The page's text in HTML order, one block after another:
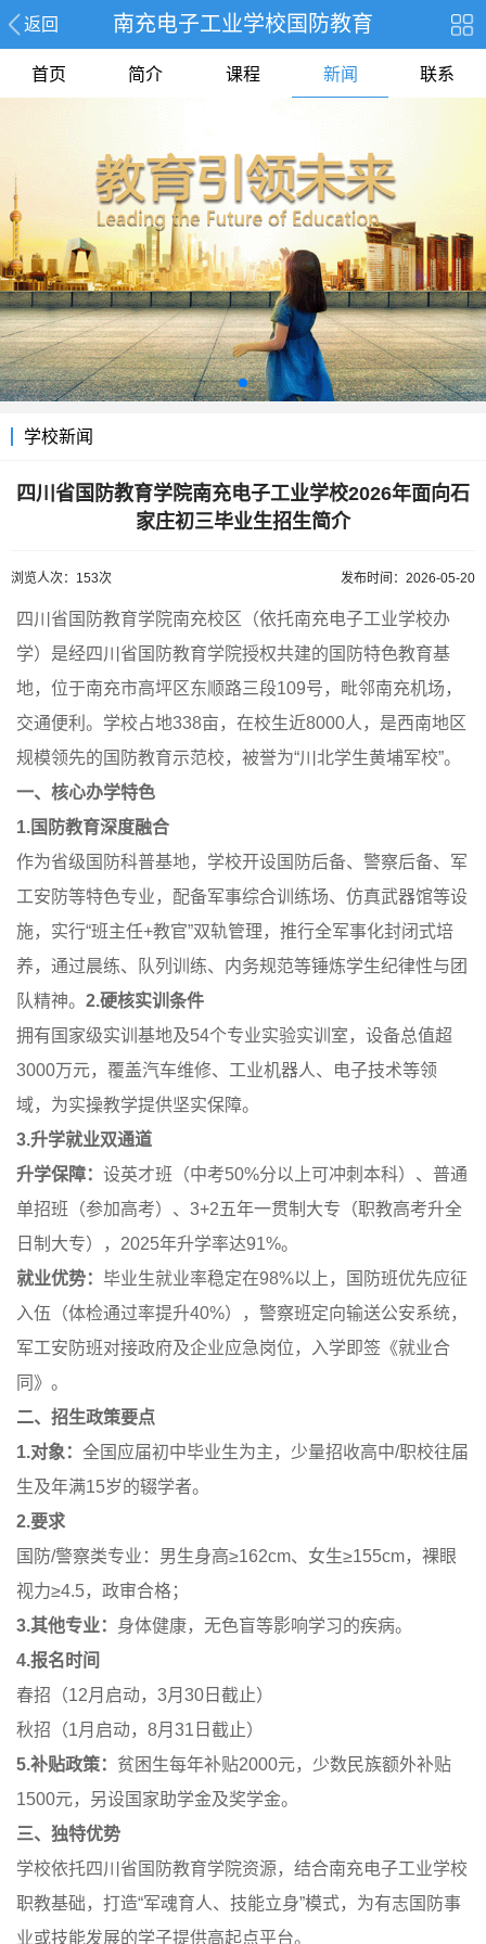
返回 南充电子工业学校国防教育
首页 简介 课程 新闻 联系
学校新闻
四川省国防教育学院南充电子工业学校2026年面向石
家庄初三毕业生招生简介
浏览人次：153次 发布时间：2026-05-20
四川省国防教育学院南充校区（依托南充电子工业学校办
学）是经四川省国防教育学院授权共建的国防特色教育基
地，位于南充市高坪区东顺路三段109号，毗邻南充机场，
交通便利。学校占地338亩，在校生近8000人，是西南地区
规模领先的国防教育示范校，被誉为“川北学生黄埔军校”。
一、核心办学特色
1.国防教育深度融合
作为省级国防科普基地，学校开设国防后备、警察后备、军
工安防等特色专业，配备军事综合训练场、仿真武器馆等设
施，实行“班主任+教官”双轨管理，推行全军事化封闭式培
养，通过晨练、队列训练、内务规范等锤炼学生纪律性与团
队精神。 2.硬核实训条件
拥有国家级实训基地及54个专业实验实训室，设备总值超
3000万元，覆盖汽车维修、工业机器人、电子技术等领
域，为实操教学提供坚实保障。
3.升学就业双通道
升学保障： 设英才班 （中考50%分以上可冲刺本科）、普通
单招班（参加高考）、3+2五年一贯制大专（职教高考升全
日制大专），2025年升学率达91%。
就业优势： 毕业生就业率稳定在98%以上，国防班优先应征
入伍（体检通过率提升40%），警察班定向输送公安系统，
军工安防班对接政府及企业应急岗位，入学即签《就业合
同》。
二、招生政策要点
1.对象： 全国应届初中毕业生为主，少量招收高中/职校往届
生及年满15岁的辍学者。
2.要求
国防/警察类专业：男生身高≥162cm、女生≥155cm，裸眼
视力≥4.5，政审合格；
3.其他专业： 身体健康，无色盲等影响学习的疾病。
4.报名时间
春招（12月启动，3月30日截止）
秋招（1月启动，8月31日截止）
5.补贴政策： 贫困生每年补贴2000元，少数民族额外补贴
1500元，另设国家助学金及奖学金。
三、独特优势
学校依托四川省国防教育学院资源，结合南充电子工业学校
职教基础，打造“军魂育人、技能立身”模式，为有志国防事
业或技能发展的学子提供高起点平台。